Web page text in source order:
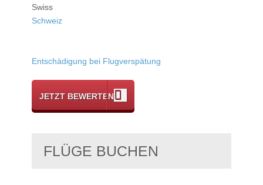
Swiss
Schweiz
Entschädigung bei Flugverspätung
JETZT BEWERTEN
FLÜGE BUCHEN